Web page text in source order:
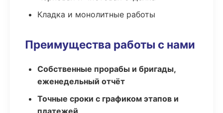
Кладка и монолитные работы
Преимущества работы с нами
Собственные прорабы и бригады,
еженедельный отчёт
Точные сроки с графиком этапов и
платежей